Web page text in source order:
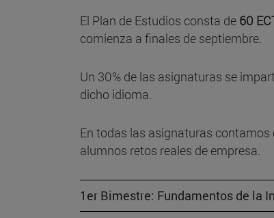
El Plan de Estudios consta de 60
comienza a finales de septiembre.
Un 30% de las asignaturas se
dicho idioma.
En todas las asignaturas contamos
alumnos retos reales de empresa.
1er Bimestre: Fundamentos de la